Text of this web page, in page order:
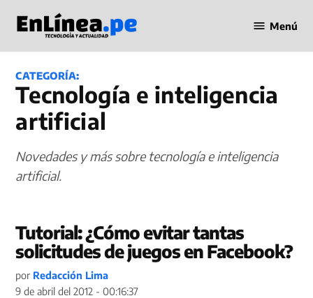
contenido
en Línea
Menú
CATEGORÍA:
Tecnología e inteligencia
artificial
Novedades y más sobre tecnología e inteligencia
artificial.
Tutorial: ¿Cómo evitar tantas
solicitudes de juegos en Facebook?
por Redacción Lima
9 de abril del 2012 - 00:16:37